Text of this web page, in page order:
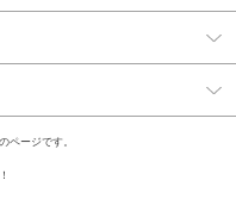
ページです。